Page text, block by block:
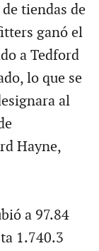
tiendas de
ganó el
a Tedford
lo que se
al
Hayne,
a 97.84
1.740.3